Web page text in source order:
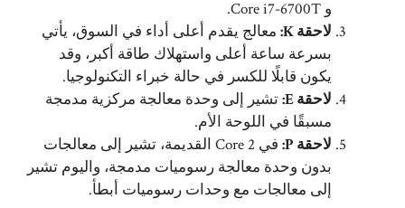
و Core i7-6700T.
لاحقة K:
معالج يقدم أعلى أداء في السوق، يأتي
بسرعة ساعة أعلى واستهلاك طاقة أكبر، وقد
يكون قابلًا للكسر في حالة خبراء التكنولوجيا.
لاحقة E:
تشير إلى وحدة معالجة مركزية مدمجة
مسبقًا في اللوحة الأم.
لاحقة P:
في Core 2 القديمة، تشير إلى معالجات
بدون وحدة معالجة رسوميات مدمجة، واليوم تشير
إلى معالجات مع وحدات رسوميات أبطأ.